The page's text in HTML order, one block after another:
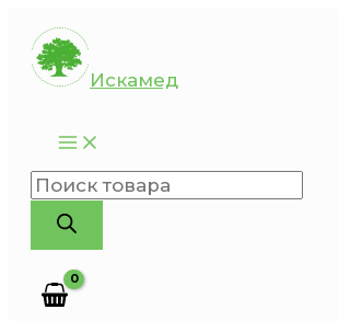
Перейти
содержимому
Искамед
Поиск
товаров